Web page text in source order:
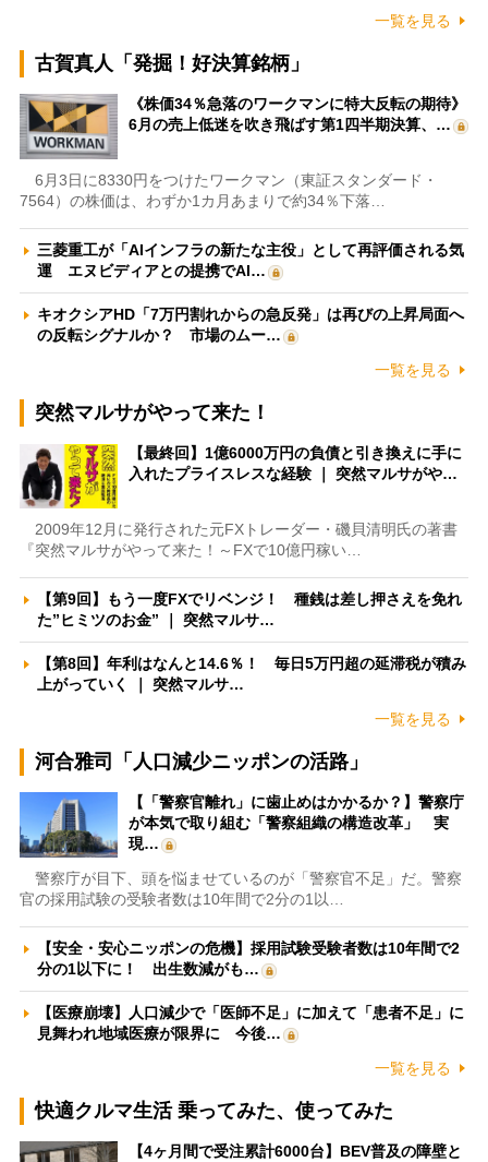
一覧を見る
古賀真人「発掘！好決算銘柄」
《株価34％急落のワークマンに特大反転の期待》
6月の売上低迷を吹き飛ばす第1四半期決算、…
6月3日に8330円をつけたワークマン（東証スタンダード・
7564）の株価は、わずか1カ月あまりで約34％下落…
三菱重工が「AIインフラの新たな主役」として再評価される気
運 エヌビディアとの提携でAI…
キオクシアHD「7万円割れからの急反発」は再びの上昇局面へ
の反転シグナルか？ 市場のムー…
一覧を見る
突然マルサがやって来た！
【最終回】1億6000万円の負債と引き換えに手に
入れたプライスレスな経験 ｜ 突然マルサがや…
2009年12月に発行された元FXトレーダー・磯貝清明氏の著書
『突然マルサがやって来た！～FXで10億円稼い…
【第9回】もう一度FXでリベンジ！ 種銭は差し押さえを免れ
た”ヒミツのお金” ｜ 突然マルサ…
【第8回】年利はなんと14.6％！ 毎日5万円超の延滞税が積み
上がっていく ｜ 突然マルサ…
一覧を見る
河合雅司「人口減少ニッポンの活路」
【「警察官離れ」に歯止めはかかるか？】警察庁
が本気で取り組む「警察組織の構造改革」 実
現…
警察庁が目下、頭を悩ませているのが「警察官不足」だ。警察
官の採用試験の受験者数は10年間で2分の1以…
【安全・安心ニッポンの危機】採用試験受験者数は10年間で2
分の1以下に！ 出生数減がも…
【医療崩壊】人口減少で「医師不足」に加えて「患者不足」に
見舞われ地域医療が限界に 今後…
一覧を見る
快適クルマ生活 乗ってみた、使ってみた
【4ヶ月間で受注累計6000台】BEV普及の障壁と